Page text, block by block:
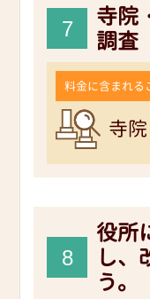
7
寺院
調査
料金に含まれる
寺
8
役所
し、
う。